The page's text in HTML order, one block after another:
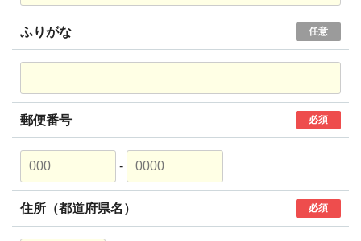
ふりがな 任意
郵便番号 必須
-
住所（都道府県名） 必須